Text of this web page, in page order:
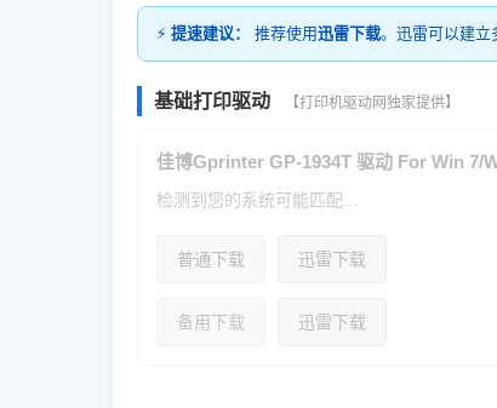
⚡ 提速建议： 推荐使用迅雷下载。迅雷可以建立
基础打印驱动 【打印机驱动网独家提供】
佳博Gprinter GP-1934T 驱动 For Win 7/
检测到您的系统可能匹配...
普通下载 迅雷下载
备用下载 迅雷下载